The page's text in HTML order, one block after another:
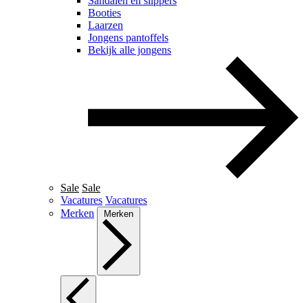
Booties
Laarzen
Jongens pantoffels
Bekijk alle jongens
Sale Sale
Vacatures Vacatures
Merken
Merken